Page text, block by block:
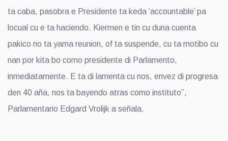
ta caba, pasobra e Presidente ta keda ‘accountable’ pa
locual cu e ta haciendo. Kiermen e tin cu duna cuenta
pakico no ta yama reunion, of ta suspende, cu ta motibo cu
nan por kita bo como presidente di Parlamento,
inmediatamente. E ta di lamenta cu nos, envez di progresa
den 40 aña, nos ta bayendo atras como instituto”,
Parlamentario Edgard Vrolijk a señala.